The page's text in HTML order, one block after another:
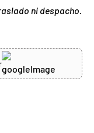
ni despacho.